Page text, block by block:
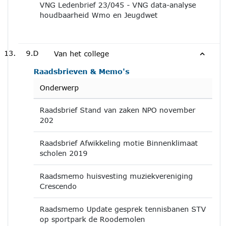
VNG Ledenbrief 23/045 - VNG data-analyse
houdbaarheid Wmo en Jeugdwet
9.D Van het college
Raadsbrieven & Memo's
Onderwerp
Raadsbrief Stand van zaken NPO november
202
Raadsbrief Afwikkeling motie Binnenklimaat
scholen 2019
Raadsmemo huisvesting muziekvereniging
Crescendo
Raadsmemo Update gesprek tennisbanen STV
op sportpark de Roodemolen